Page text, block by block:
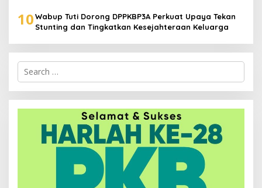
10Wabup Tuti Dorong DPPKBP3A Perkuat Upaya Tekan
Stunting dan Tingkatkan Kesejahteraan Keluarga
Search
for: